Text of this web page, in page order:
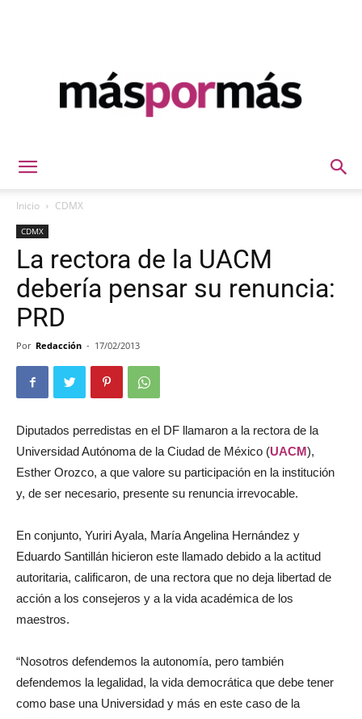
Inicio CDMX
CDMX
La rectora de la UACM
debería pensar su renuncia:
PRD
Por Redacción - 17/02/2013
Diputados perredistas en el DF llamaron a la rectora de la
Universidad Autónoma de la Ciudad de México (UACM),
Esther Orozco, a que valore su participación en la institución
y, de ser necesario, presente su renuncia irrevocable.
En conjunto, Yuriri Ayala, María Angelina Hernández y
Eduardo Santillán hicieron este llamado debido a la actitud
autoritaria, calificaron, de una rectora que no deja libertad de
acción a los consejeros y a la vida académica de los
maestros.
“Nosotros defendemos la autonomía, pero también
defendemos la legalidad, la vida democrática que debe tener
como base una Universidad y más en este caso de la